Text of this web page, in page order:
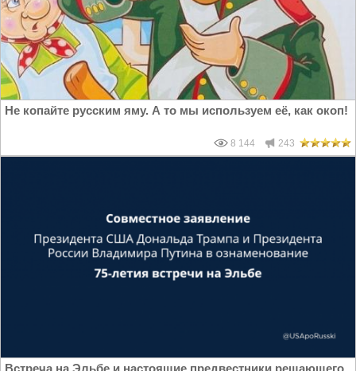
Не копайте русским яму. А то мы используем её, как окоп!
8 144 243